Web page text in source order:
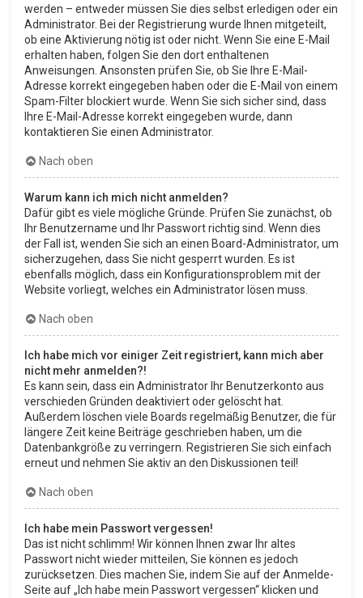
werden – entweder müssen Sie dies selbst erledigen oder ein
Administrator. Bei der Registrierung wurde Ihnen mitgeteilt,
ob eine Aktivierung nötig ist oder nicht. Wenn Sie eine E-Mail
erhalten haben, folgen Sie den dort enthaltenen
Anweisungen. Ansonsten prüfen Sie, ob Sie Ihre E-Mail-
Adresse korrekt eingegeben haben oder die E-Mail von einem
Spam-Filter blockiert wurde. Wenn Sie sich sicher sind, dass
Ihre E-Mail-Adresse korrekt eingegeben wurde, dann
kontaktieren Sie einen Administrator.
Nach oben
Warum kann ich mich nicht anmelden?
Dafür gibt es viele mögliche Gründe. Prüfen Sie zunächst, ob
Ihr Benutzername und Ihr Passwort richtig sind. Wenn dies
der Fall ist, wenden Sie sich an einen Board-Administrator, um
sicherzugehen, dass Sie nicht gesperrt wurden. Es ist
ebenfalls möglich, dass ein Konfigurationsproblem mit der
Website vorliegt, welches ein Administrator lösen muss.
Nach oben
Ich habe mich vor einiger Zeit registriert, kann mich aber
nicht mehr anmelden?!
Es kann sein, dass ein Administrator Ihr Benutzerkonto aus
verschieden Gründen deaktiviert oder gelöscht hat.
Außerdem löschen viele Boards regelmäßig Benutzer, die für
längere Zeit keine Beiträge geschrieben haben, um die
Datenbankgröße zu verringern. Registrieren Sie sich einfach
erneut und nehmen Sie aktiv an den Diskussionen teil!
Nach oben
Ich habe mein Passwort vergessen!
Das ist nicht schlimm! Wir können Ihnen zwar Ihr altes
Passwort nicht wieder mitteilen, Sie können es jedoch
zurücksetzen. Dies machen Sie, indem Sie auf der Anmelde-
Seite auf „Ich habe mein Passwort vergessen“ klicken und